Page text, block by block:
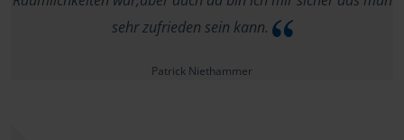
sehr zufrieden sein kann.
Patrick Niethammer